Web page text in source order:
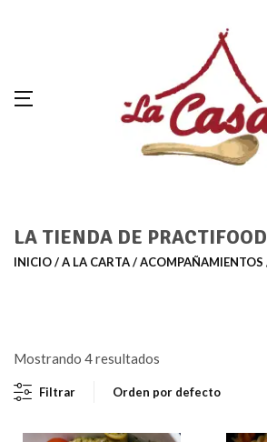
LA TIENDA DE PRACTIFOOD
INICIO A LA CARTA ACOMPAÑAMIENTOS
Mostrando 4 resultados
Filtrar